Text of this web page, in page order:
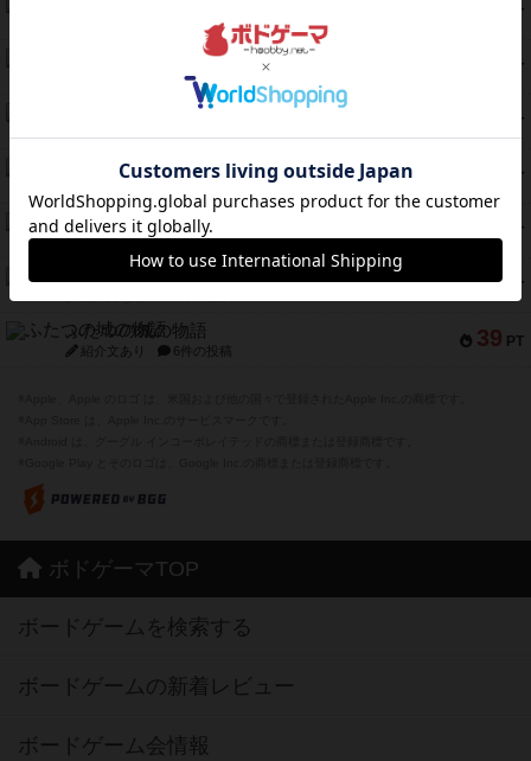
PT
1件の投稿
PT
スモールワールド
13件の投稿
PT
PT
Bitter End ブタペスト救出作戦
PT
ラピード
紹介文なし 1件の投稿
44 PT
39 PT
ふたつの城の物語
紹介文あり 6件の投稿
ボドゲーマTOP
ボードゲームを検索する
ボードゲームの新着レビュー
ボードゲーム会情報